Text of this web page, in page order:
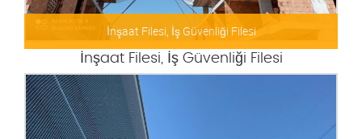
İnşaat Filesi, İş Güvenliği Filesi
İnşaat Filesi, İş Güvenliği Filesi